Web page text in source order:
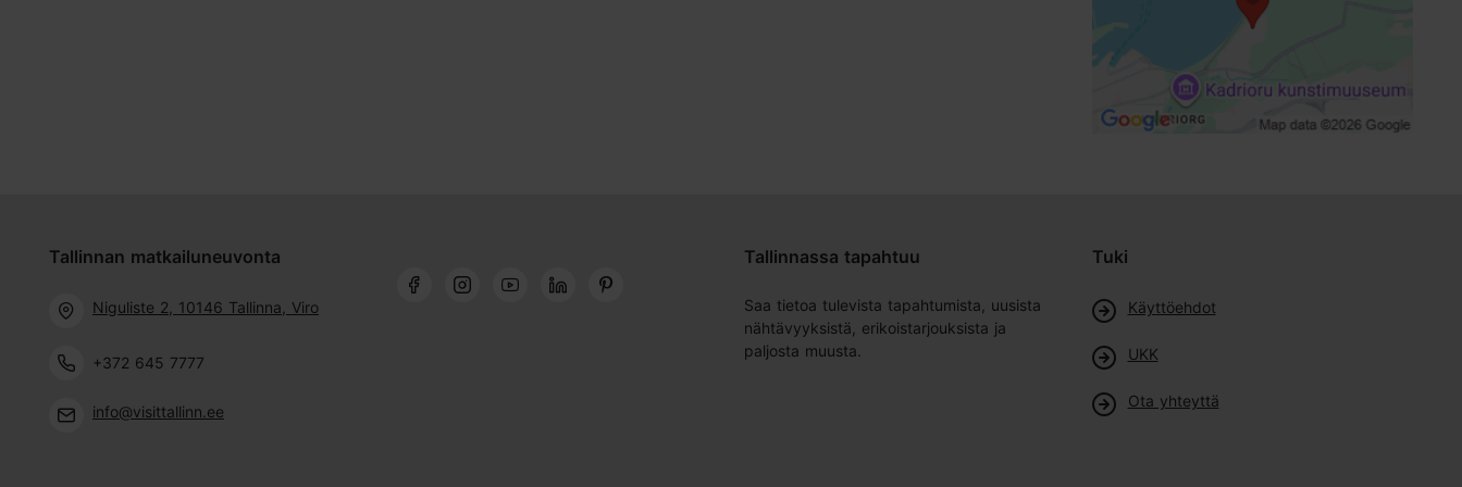
Tallinnan matkailuneuvonta
Niguliste 2, 10146 Tallinna, Viro
+372 645 7777
info@visittallinn.ee
Tallinnassa tapahtuu
Saa tietoa tulevista tapahtumista, uusista
nähtävyyksistä, erikoistarjouksista ja
paljosta muusta.
Tuki
Käyttöehdot
UKK
Ota yhteyttä